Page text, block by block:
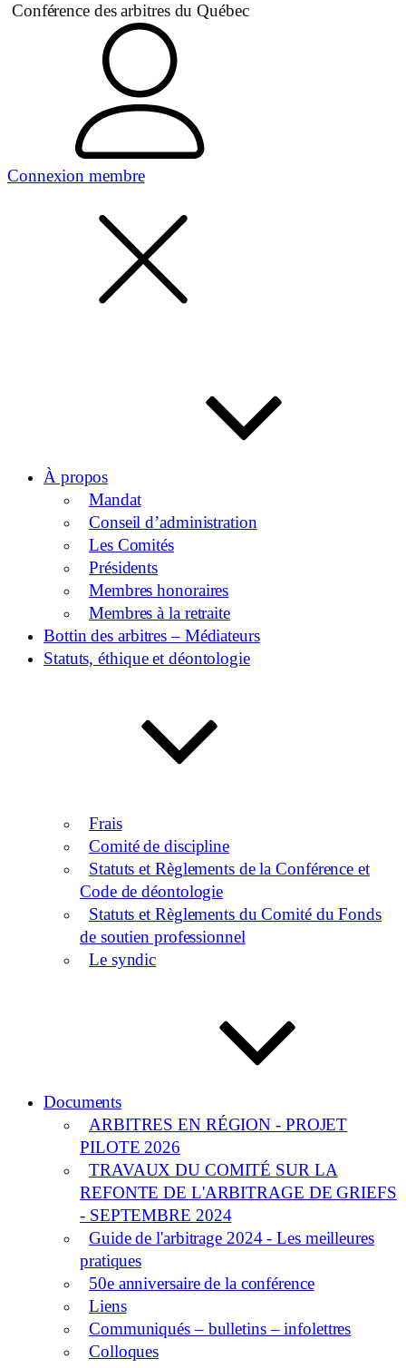
Conférence des arbitres du Québec
Connexion membre
À propos
Mandat
Conseil d’administration
Les Comités
Présidents
Membres honoraires
Membres à la retraite
Bottin des arbitres – Médiateurs
Statuts, éthique et déontologie
Frais
Comité de discipline
Statuts et Règlements de la Conférence et
Code de déontologie
Statuts et Règlements du Comité du Fonds
de soutien professionnel
Le syndic
Documents
ARBITRES EN RÉGION - PROJET
PILOTE 2026
TRAVAUX DU COMITÉ SUR LA
REFONTE DE L'ARBITRAGE DE GRIEFS
- SEPTEMBRE 2024
Guide de l'arbitrage 2024 - Les meilleures
pratiques
50e anniversaire de la conférence
Liens
Communiqués – bulletins – infolettres
Colloques